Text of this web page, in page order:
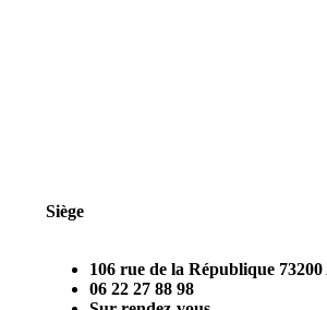
Siège
106 rue de la République
06 22 27 88 98